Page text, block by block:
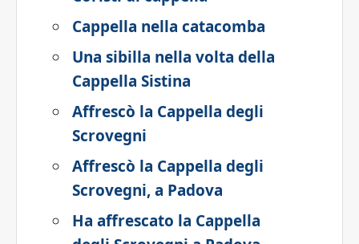
Cappella nella catacomba
Una sibilla nella volta della
Cappella Sistina
Affrescò la Cappella degli
Scrovegni
Affrescò la Cappella degli
Scrovegni, a Padova
Ha affrescato la Cappella